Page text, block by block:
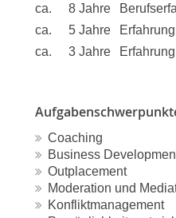
ca.
8 Jahre
ca.
5 Jahre
ca.
3 Jahre
Coaching
Business
Outplacement
Moderation und
Konfliktmanagement